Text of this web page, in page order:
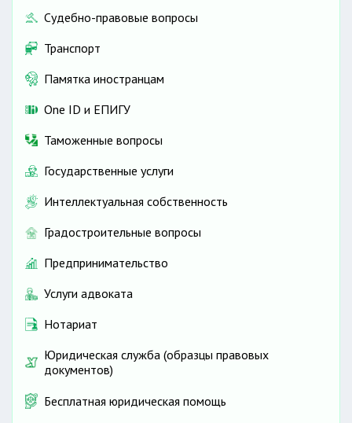
Судебно-правовые вопросы
Транспорт
Памятка иностранцам
One ID и ЕПИГУ
Таможенные вопросы
Государственные услуги
Интеллектуальная собственность
Градостроительные вопросы
Предпринимательство
Услуги адвоката
Нотариат
Юридическая служба (образцы правовых
документов)
Бесплатная юридическая помощь